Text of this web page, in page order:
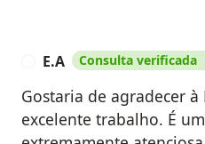
E.A Consulta verificada
Gostaria de agradecer
excelente trabalho. É